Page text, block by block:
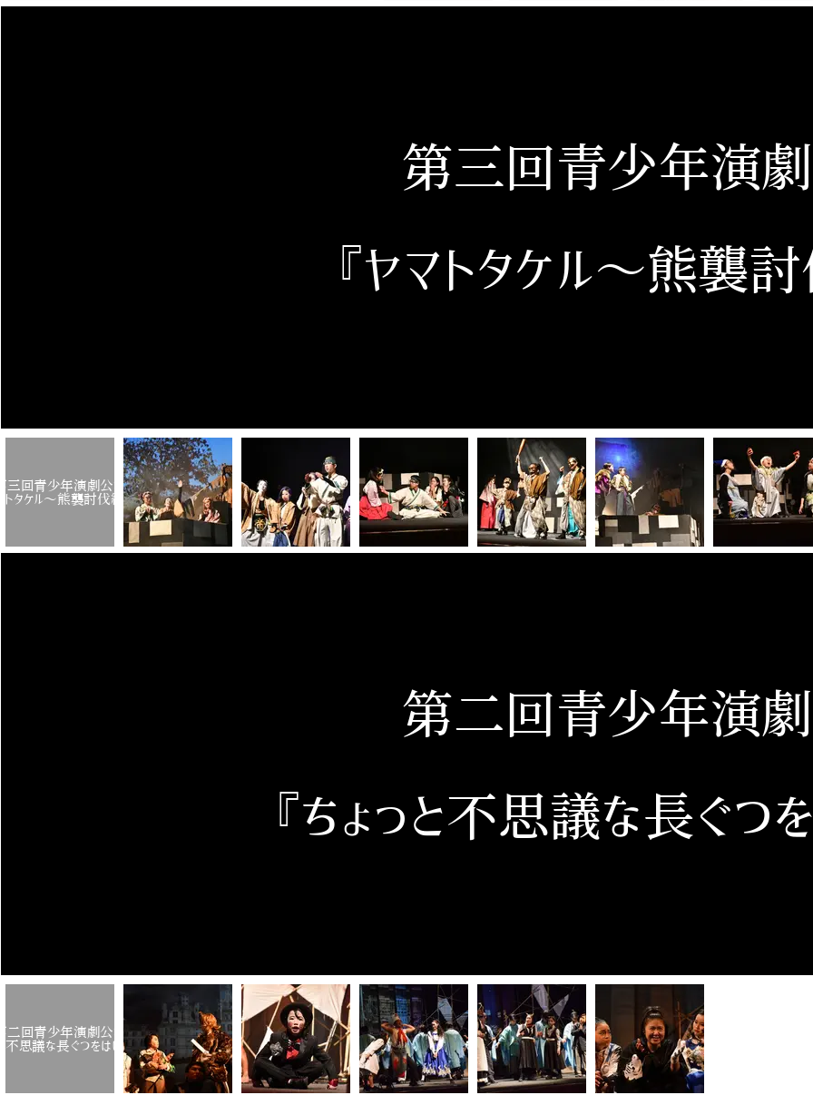
第三回青少年演
『ヤマトタケル～熊襲
三回青少年演劇公演
タケル～熊襲討伐編～』
第二回青少年演
『ちょっと不思議な長ぐつ
二回青少年演劇公演
不思議な長ぐつをはいたネコ』